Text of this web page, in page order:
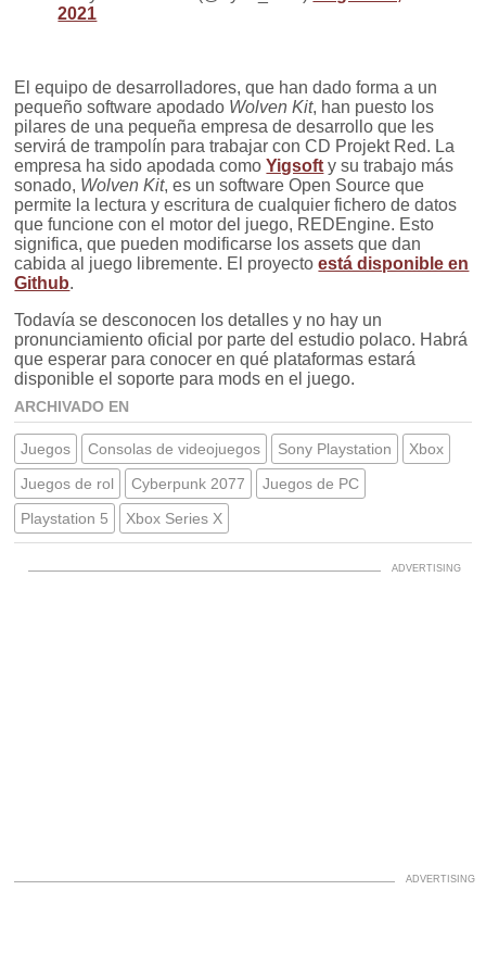
2021
El equipo de desarrolladores, que han dado forma a un
pequeño software apodado Wolven Kit, han puesto los
pilares de una pequeña empresa de desarrollo que les
servirá de trampolín para trabajar con CD Projekt Red. La
empresa ha sido apodada comoYigsoft y su trabajo más
sonado, Wolven Kit, es un software Open Source que
permite la lectura y escritura de cualquier fichero de datos
que funcione con el motor del juego, REDEngine. Esto
significa, que pueden modificarse los assets que dan
cabida al juego libremente. El proyectoestá disponible en
Github.
Todavía se desconocen los detalles y no hay un
pronunciamiento oficial por parte del estudio polaco. Habrá
que esperar para conocer en qué plataformas estará
disponible el soporte para mods en el juego.
ARCHIVADO EN
Juegos Consolas de videojuegos Sony Playstation
Xbox
Juegos de rol
Cyberpunk 2077
Juegos de PC
Playstation 5
Xbox Series X